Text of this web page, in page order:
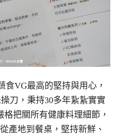
食VG最高的堅持與用心，
刀，秉持30多年紥紥實實
格把關所有健康料理細節，
產地到餐桌，堅持新鮮、